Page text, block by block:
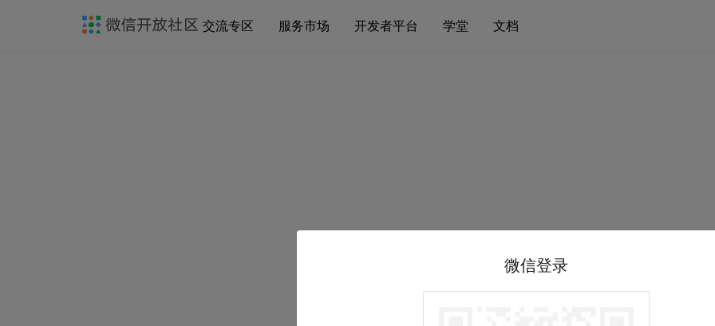
交流专区 服务市场 开发者平台 学堂 文档
微信登录